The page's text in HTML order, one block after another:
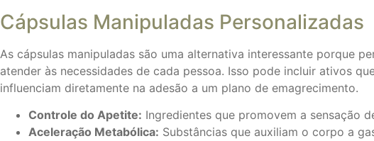
Cápsulas Manipuladas Personalizadas
As cápsulas manipuladas são uma alternativa interessante porque
atender às necessidades de cada pessoa. Isso pode incluir ativos
influenciam diretamente na adesão a um plano de emagrecimento.
Controle do Apetite: Ingredientes que promovem a sensação
Aceleração Metabólica: Substâncias que auxiliam o corpo a